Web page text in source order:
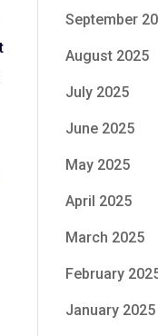
September
August 2025
July 2025
June 2025
May 2025
April 2025
March 2025
February
January 2025